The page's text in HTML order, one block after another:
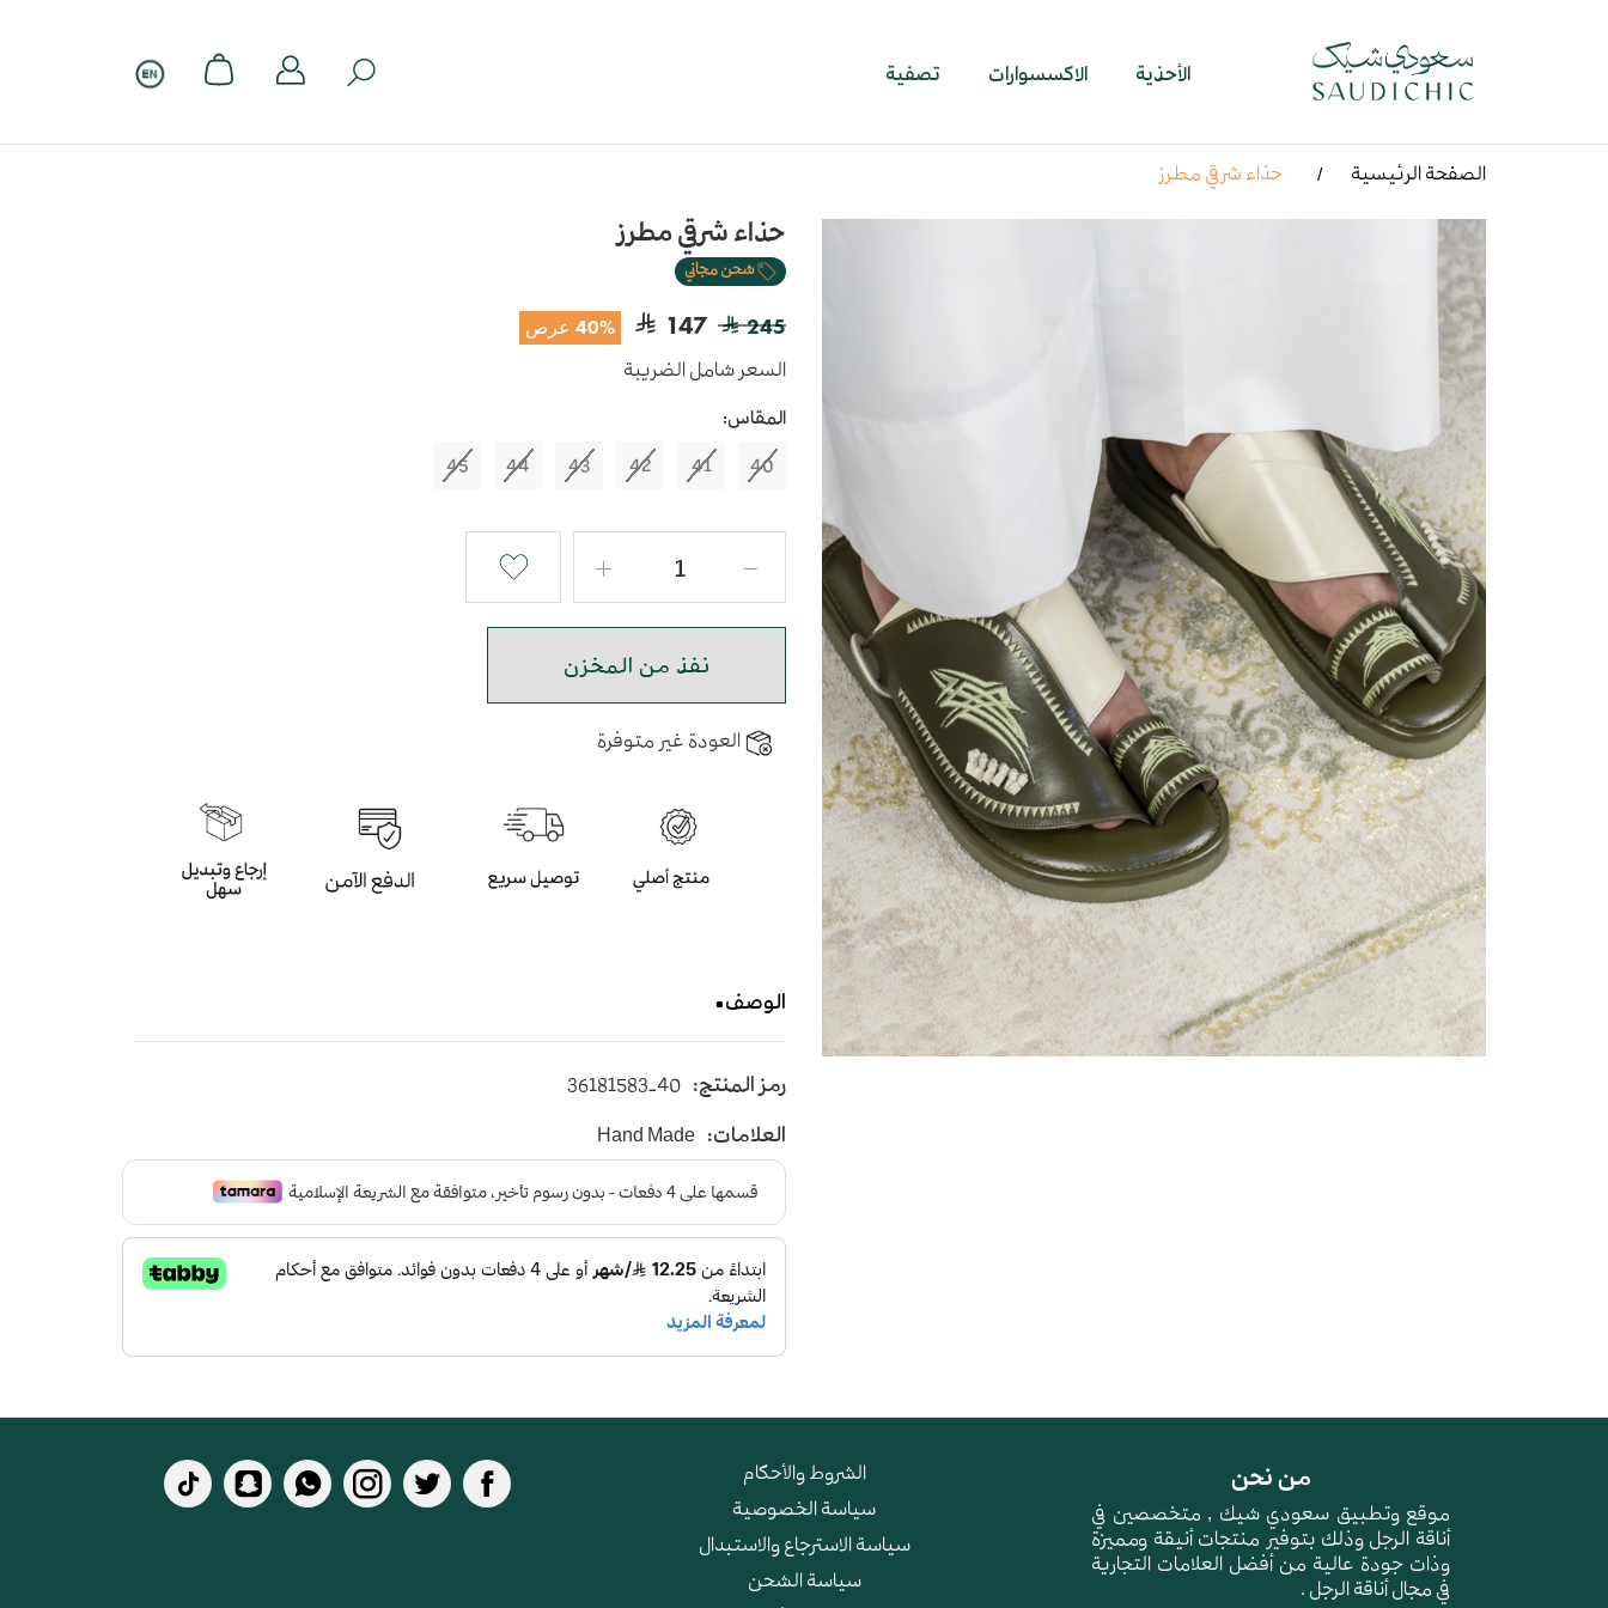
الأحذية الاكسسوارات تصفية
الصفحة الرئيسية حذاء شرقي مطرز
حذاء شرقي مطرز
شحن مجاني
245
147 40% عرض
السعر شامل الضريبة
المقاس:
40
41
42
43
44
45
نفذ من المخزن
العودة غير متوفرة
الوصف
يأتي بأرضية متوسطة الإرتفاع باللون الاخضر الزيتي
و طبقة اسفنجية عالية الجودة لتعطي شعور بالراحة ومقاومة الإنزلاق و التآكل
رمز المنتج: 36181583-40
العلامات: Hand Made
من نحن
موقع وتطبيق سعودي شيك , متخصصين في
أناقة الرجل وذلك بتوفير منتجات أنيقة ومميزة
وذات جودة عالية من أفضل العلامات التجارية
في مجال أناقة الرجل .
الشروط والأحكام
سياسة الخصوصية
سياسة الاسترجاع والاستبدال
سياسة الشحن